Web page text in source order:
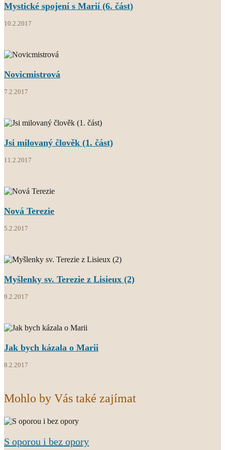
Mystické spojení s Marií (6. část)
10.2.2017
Novicmistrová
7.2.2017
Jsi milovaný člověk (1. část)
11.2.2017
Nová Terezie
5.2.2017
Myšlenky sv. Terezie z Lisieux (2)
9.2.2017
Jak bych kázala o Marii
8.2.2017
Mohlo by Vás také zajímat
S oporou i bez opory